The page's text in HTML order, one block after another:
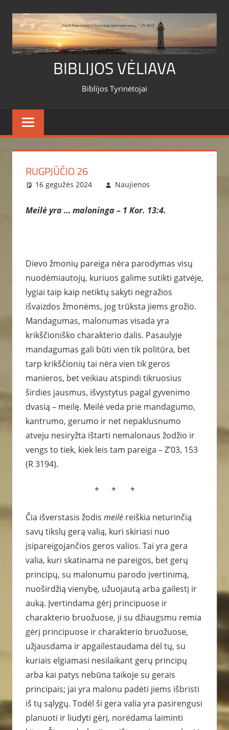
content
BIBLIJOS VĖLIAVA
Biblijos Tyrinėtojai
RUGPJŪČIO 26
16 gegužės 2024 Naujienos
Meilė yra … maloninga– 1 Kor. 13:4.
Dievo žmonių pareiga nėra parodymas visų
nuodėmiautojų, kuriuos galime sutikti gatvėje,
lygiai taip kaip netiktų sakyti negražios
išvaizdos žmonėms, jog trūksta jiems grožio.
Mandagumas, malonumas visada yra
krikščioniško charakterio dalis. Pasaulyje
mandagumas gali būti vien tik politūra, bet
tarp krikščionių tai nėra vien tik geros
manieros, bet veikiau atspindi tikruosius
širdies jausmus, išvystytus pagal gyvenimo
dvasią – meilę. Meilė veda prie mandagumo,
kantrumo, gerumo ir net nepaklusnumo
atveju nesiryžta ištarti nemalonaus žodžio ir
vengs to tiek, kiek leis tam pareiga – Z’03, 153
(R 3194).
* * *
Čia išverstasis žodis meilė reiškia neturinčią
savų tikslų gerą valią, kuri skiriasi nuo
įsipareigojančios geros valios. Tai yra gera
valia, kuri skatinama ne pareigos, bet gerų
principų, su malonumu parodo įvertinimą,
nuoširdžią vienybę, užuojautą arba gailestį ir
auką. Įvertindama gėrį principuose ir
charakterio bruožuose, ji su džiaugsmu remia
gėrį principuose ir charakterio bruožuose,
užjausdama ir apgailestaudama dėl tų, su
kuriais elgiamasi nesilaikant gerų principų
arba kai patys nebūna taikoje su gerais
principais; jai yra malonu padėti jiems išbristi
iš tų sąlygų. Todėl ši gera valia yra pasirengusi
planuoti ir liudyti gėrį, norėdama laiminti